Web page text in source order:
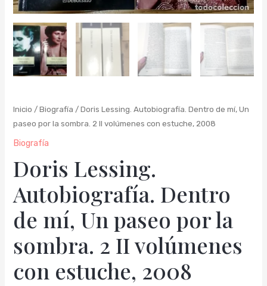
Inicio /Biografía / Doris Lessing. Autobiografía. Dentro de mí, Un
paseo por la sombra. 2 II volúmenes con estuche, 2008
Biografía
Doris Lessing.
Autobiografía. Dentro
de mí, Un paseo por la
sombra. 2 II volúmenes
con estuche, 2008